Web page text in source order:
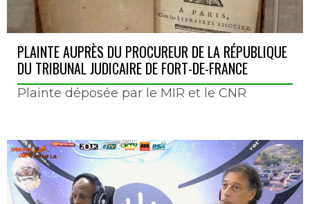
PLAINTE AUPRÈS DU PROCUREUR DE LA RÉPUBLIQUE
DU TRIBUNAL JUDICAIRE DE FORT-DE-FRANCE
Plainte déposée par le MIR et le CNR